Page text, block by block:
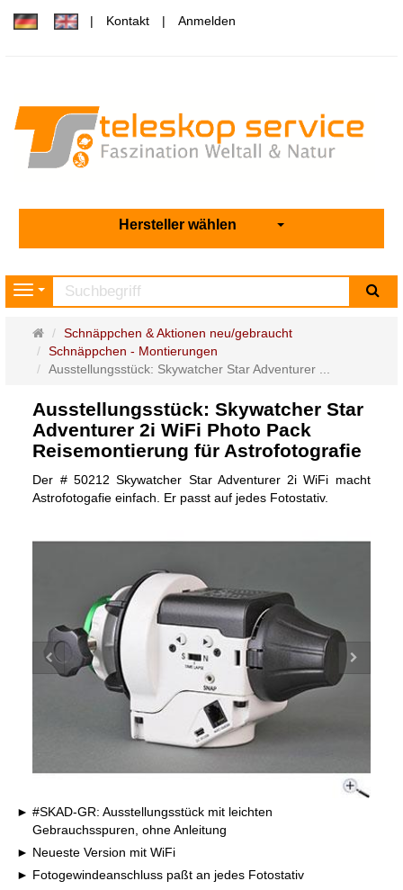
Kontakt Anmelden
Hersteller wählen
Navigation
Startseite
Schnäppchen & Aktionen neu/gebraucht
Schnäppchen - Montierungen
Ausstellungsstück: Skywatcher Star Adventurer ...
Ausstellungsstück: Skywatcher Star
Adventurer 2i WiFi Photo Pack
Reisemontierung für Astrofotografie
Der # 50212 Skywatcher Star Adventurer 2i WiFi macht
Astrofotogafie einfach. Er passt auf jedes Fotostativ.
#SKAD-GR: Ausstellungsstück mit leichten
Gebrauchsspuren, ohne Anleitung
Neueste Version mit WiFi
Fotogewindeanschluss paßt an jedes Fotostativ